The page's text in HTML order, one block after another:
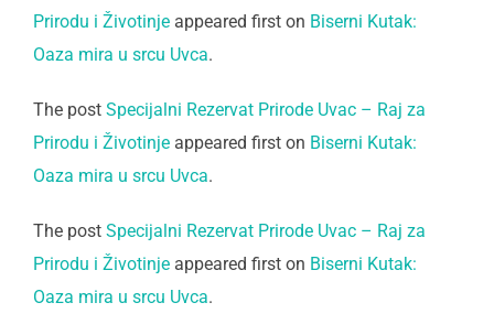
Prirodu i Životinje appeared first on Biserni Kutak:
Oaza mira u srcu Uvca.
The post Specijalni Rezervat Prirode Uvac – Raj za
Prirodu i Životinje appeared first on Biserni Kutak:
Oaza mira u srcu Uvca.
The post Specijalni Rezervat Prirode Uvac – Raj za
Prirodu i Životinje appeared first on Biserni Kutak:
Oaza mira u srcu Uvca.